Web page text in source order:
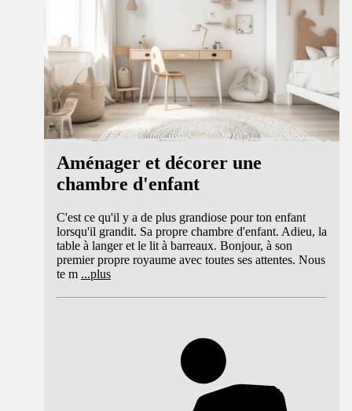
Aménager et décorer une
chambre d'enfant
C'est ce qu'il y a de plus grandiose pour ton enfant
lorsqu'il grandit. Sa propre chambre d'enfant. Adieu, la
table à langer et le lit à barreaux. Bonjour, à son
premier propre royaume avec toutes ses attentes. Nous
te m ...plus